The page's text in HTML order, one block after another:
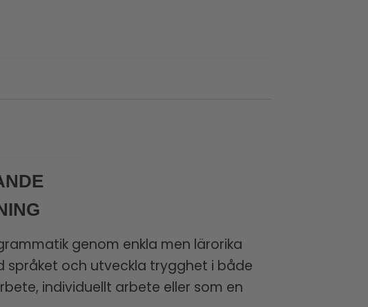
genom enkla men lärorika
och utveckla trygghet i både
individuellt arbete eller som en